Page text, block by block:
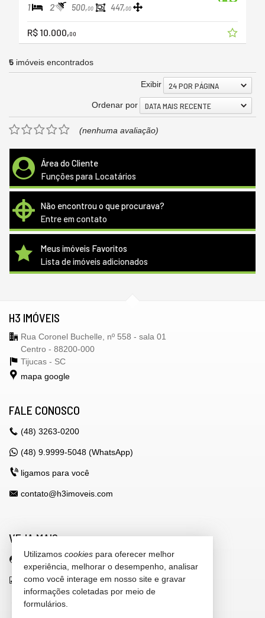
1 2 500,00 447,00
R$ 10.000,00
5 imóveis encontrados
Exibir 24 POR PÁGINA
Ordenar por DATA MAIS RECENTE
(nenhuma avaliação)
Área do Cliente
Funções para Locatários
Não encontrou o que procurava?
Entre em contato
Meus imóveis Favoritos
Lista de imóveis adicionados
H3 IMÓVEIS
Rua Coronel Buchelle, nº 558 - sala 01
Centro - 88200-000
Tijucas - SC
mapa google
FALE CONOSCO
(48) 3263-0200
(48) 9.9999-5048 (WhatsApp)
ligamos para você
contato@h3imoveis.com
VEJA MAIS
área do cliente
indicadores financeiros
cadastre seu imóvel
Utilizamos cookies para oferecer melhor
experiência, melhorar o desempenho, analisar
como você interage em nosso site e gravar
informações coletadas por meio de
formulários.